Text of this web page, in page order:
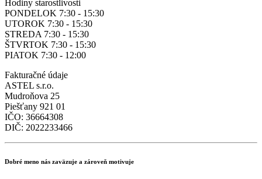
Hodiny starostlivosti
PONDELOK 7:30 - 15:30
UTOROK 7:30 - 15:30
STREDA 7:30 - 15:30
ŠTVRTOK 7:30 - 15:30
PIATOK 7:30 - 12:00
Fakturačné údaje
ASTEL s.r.o.
Mudroňova 25
Piešťany 921 01
IČO: 36664308
DIČ: 2022233466
Dobré meno nás zaväzuje a zároveň motivuje